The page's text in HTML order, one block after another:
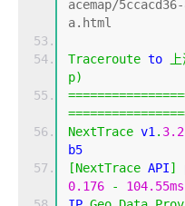
acemap/
a.html
Traceroute to
p)
NextTrace v1. 3.2
b5
[NextTrace API]
0.176
- 104.55ms